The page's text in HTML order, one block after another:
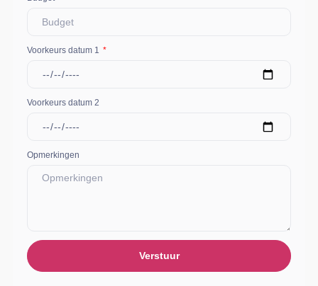
Voorkeurs datum 1
Voorkeurs datum 2
Opmerkingen
Verstuur